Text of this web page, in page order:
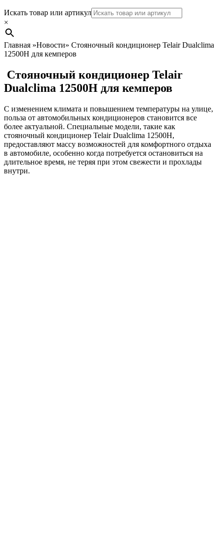
Search
Искать товар или артикул
×
Главная »Новости» Cтояночный кондиционер Telair Dualclima
12500H для кемперов
Cтояночный кондиционер Telair
Dualclima 12500H для кемперов
С изменением климата и повышением температуры на улице,
польза от автомобильных кондиционеров становится все
более актуальной. Специальные модели, такие как
стояночный кондиционер Telair Dualclima 12500H,
предоставляют массу возможностей для комфортного отдыха
в автомобиле, особенно когда потребуется остановиться на
длительное время, не теряя при этом свежести и прохлады
внутри.